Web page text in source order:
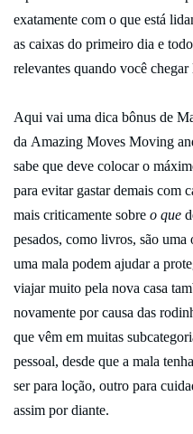
exatamente com o que está
as caixas do primeiro dia e
relevantes quando você chegar
Aqui vai uma dica bônus de
da Amazing Moves Moving
sabe que deve colocar o
para evitar gastar demais com
mais criticamente sobre o que
pesados, como livros, são
uma mala podem ajudar a
viajar muito pela nova casa
novamente por causa das
que vêm em muitas
pessoal, desde que a mala
ser para loção, outro para
assim por diante.